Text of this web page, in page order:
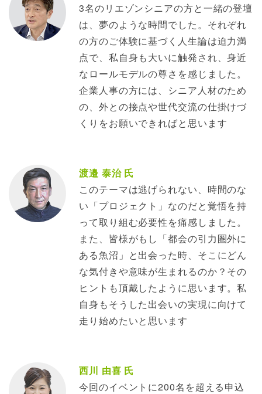
3名のリエゾンシニアの方と一緒の登壇
は、夢のような時間でした。それぞれ
の方のご体験に基づく人生論は迫力満
点で、私自身も大いに触発され、身近
なロールモデルの尊さを感じました。
企業人事の方には、シニア人材のため
の、外との接点や世代交流の仕掛けづ
くりをお願いできればと思います
渡邉 泰治 氏
このテーマは逃げられない、時間のな
い「プロジェクト」なのだと覚悟を持
って取り組む必要性を痛感しました。
また、皆様がもし「都会の引力圏外に
ある魚沼」と出会った時、そこにどん
な気付きや意味が生まれるのか？その
ヒントも頂戴したように思います。私
自身もそうした出会いの実現に向けて
走り始めたいと思います
西川 由喜 氏
今回のイベントに200名を超える申込